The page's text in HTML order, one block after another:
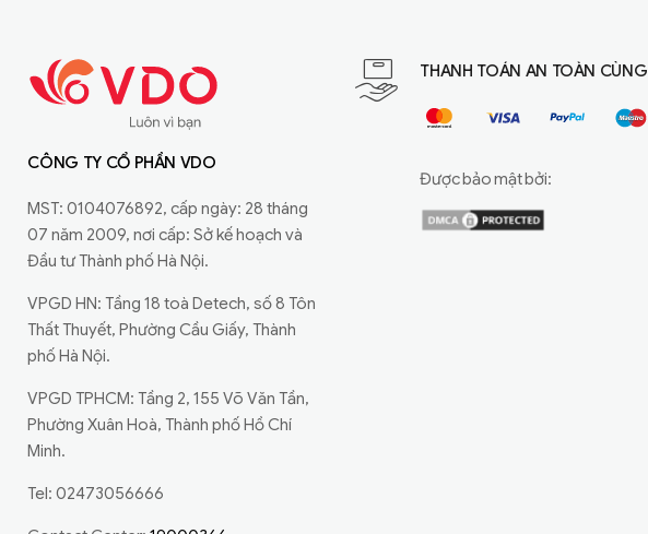
CÔNG TY CỔ PHẦN VDO
MST: 0104076892, cấp ngày: 28 tháng
07 năm 2009, nơi cấp: Sở kế hoạch và
Đầu tư Thành phố Hà Nội.
VPGD HN: Tầng 18 toà Detech, số 8 Tôn
Thất Thuyết, Phường Cầu Giấy, Thành
phố Hà Nội.
VPGD TPHCM: Tầng 2, 155 Võ Văn Tần,
Phường Xuân Hoà, Thành phố Hồ Chí
Minh.
Tel: 02473056666
THANH TOÁN AN TOÀN CÙNG
Được bảo mật bởi: